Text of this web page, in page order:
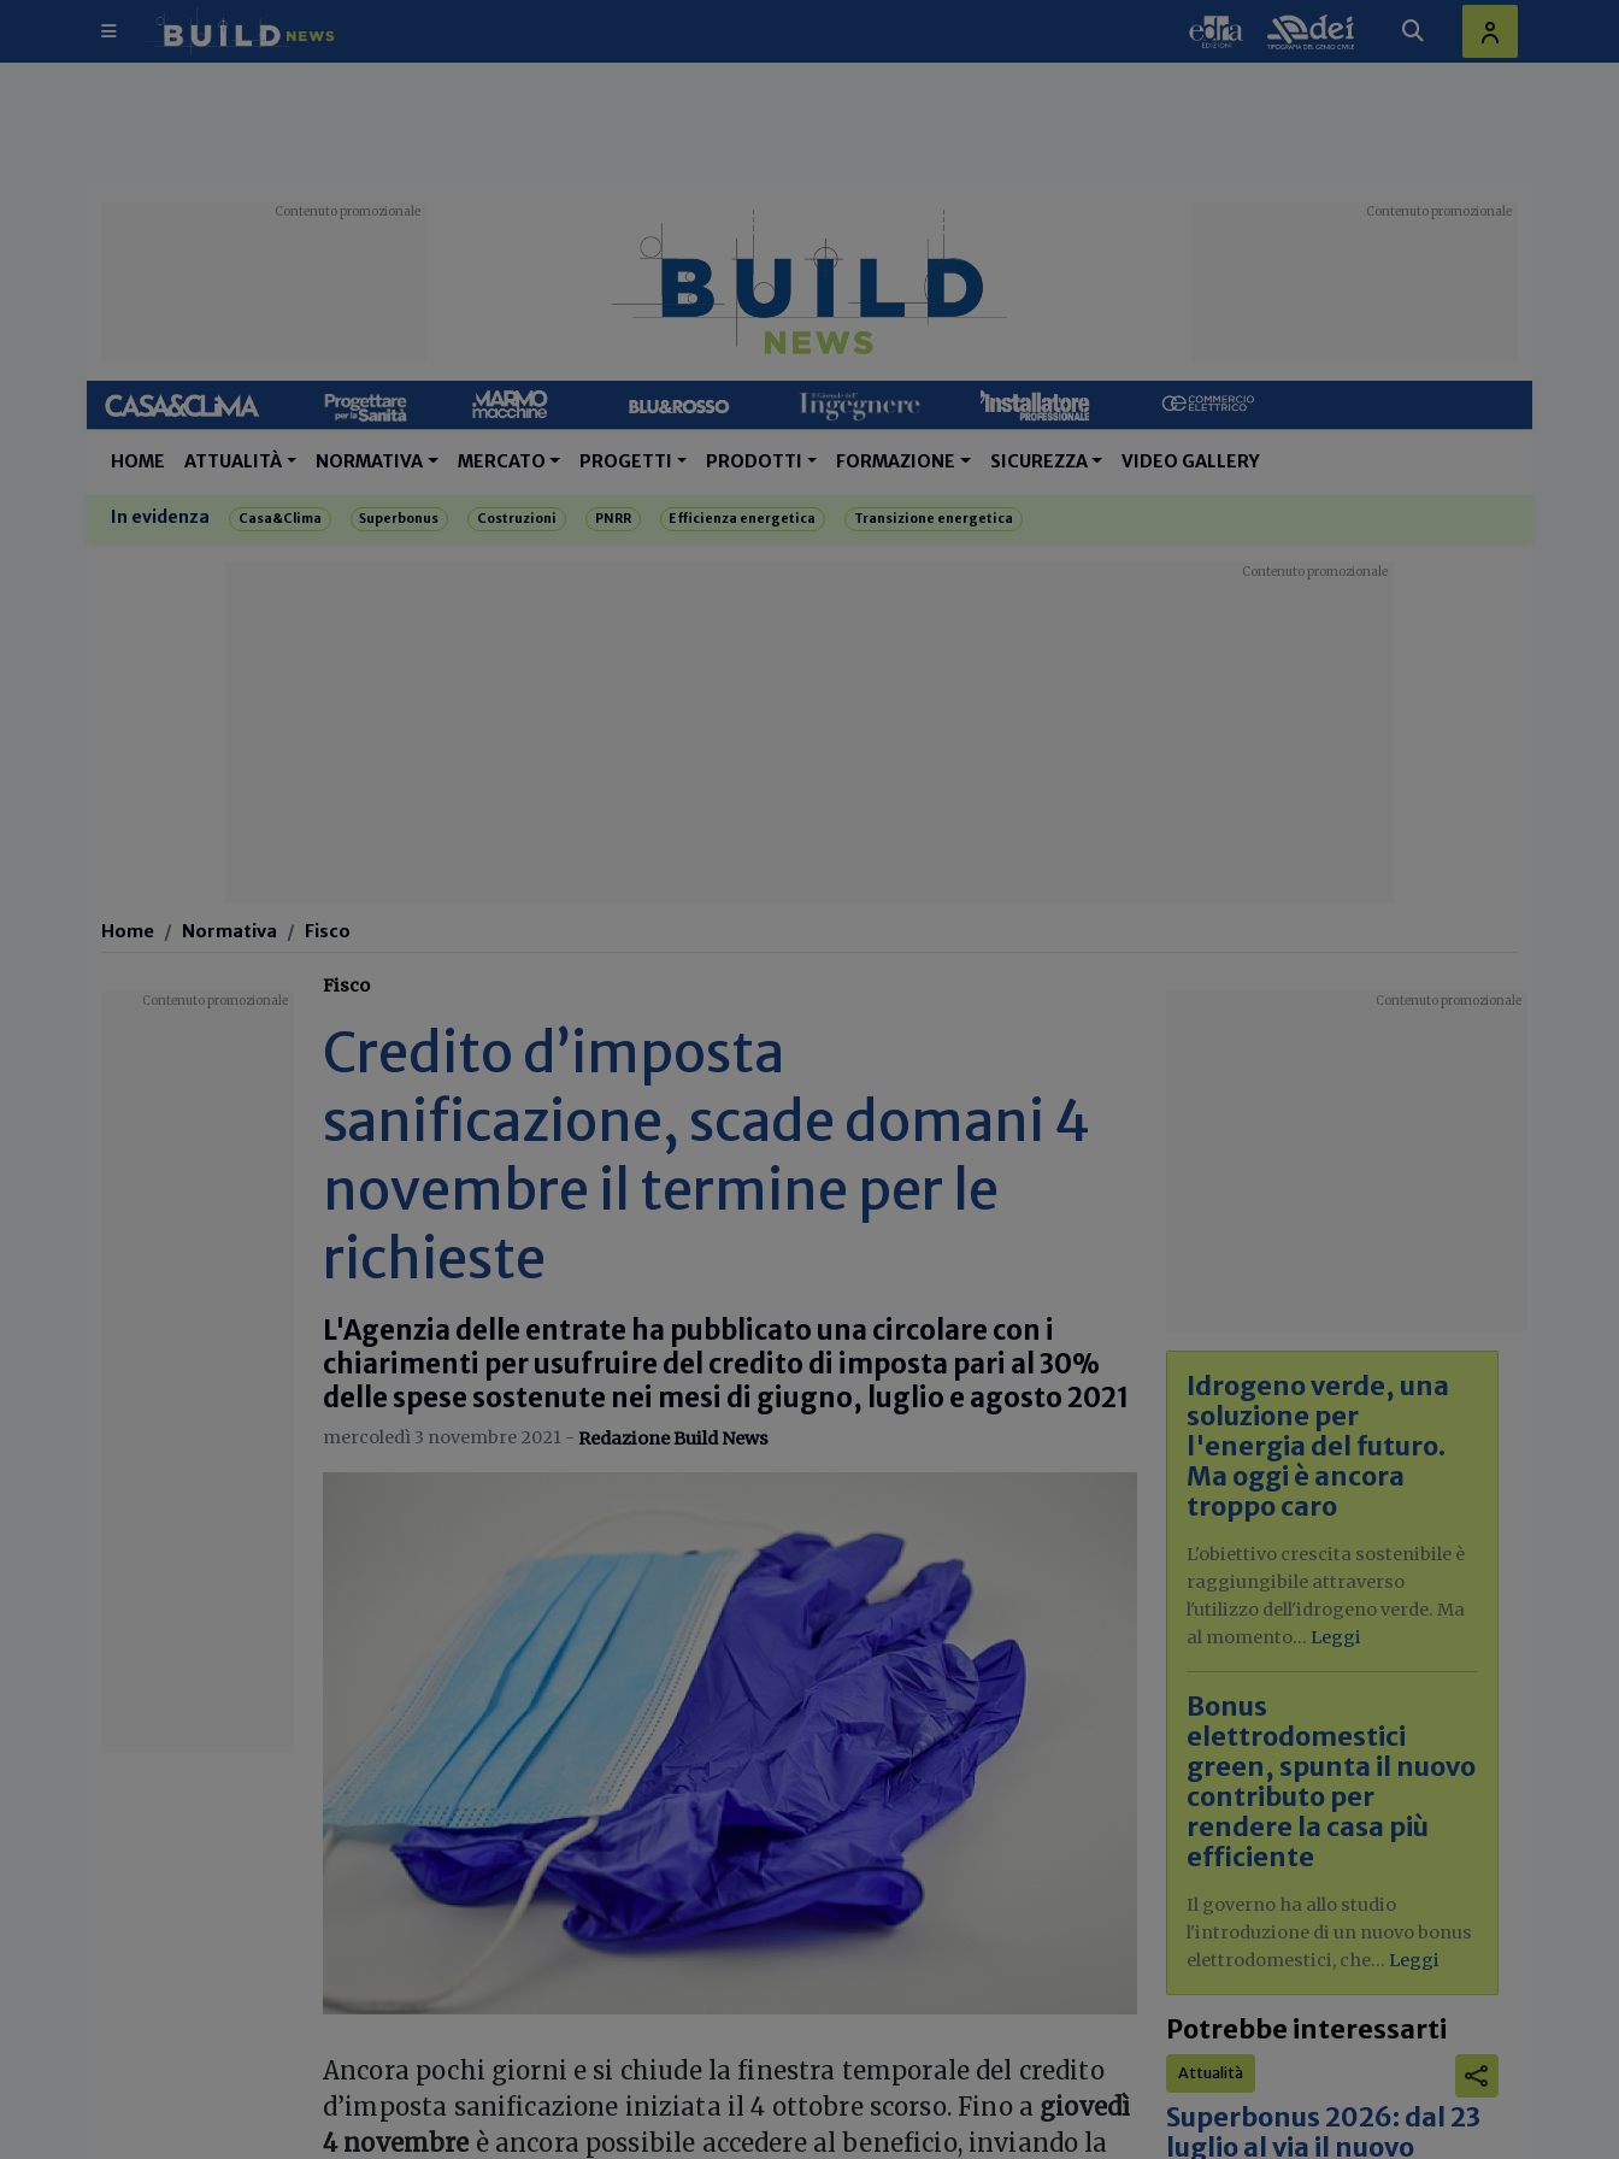
HOME ATTUALITÀ NORMATIVA MERCATO PROGETTI PRODOTTI FORMAZIONE SICUREZZA VIDEO GALLERY
In evidenza Casa&Clima Superbonus Costruzioni PNRR Efficienza energetica Transizione energetica
Home Normativa Fisco
Fisco
Credito d’imposta
sanificazione, scade domani 4
novembre il termine per le
richieste
L'Agenzia delle entrate ha pubblicato una circolare con i
chiarimenti per usufruire del credito di imposta pari al 30%
delle spese sostenute nei mesi di giugno, luglio e agosto 2021
mercoledì 3 novembre 2021 - Redazione Build News
Ancora pochi giorni e si chiude la finestra temporale del credito
d’imposta sanificazione iniziata il 4 ottobre scorso. Fino a giovedì
4 novembre è ancora possibile accedere al beneficio, inviando la
Idrogeno verde, una
soluzione per
l'energia del futuro.
Ma oggi è ancora
troppo caro
L'obiettivo crescita sostenibile è
raggiungibile attraverso
l'utilizzo dell'idrogeno verde. Ma
al momento... Leggi
Bonus
elettrodomestici
green, spunta il nuovo
contributo per
rendere la casa più
efficiente
Il governo ha allo studio
l'introduzione di un nuovo bonus
elettrodomestici, che... Leggi
Potrebbe interessarti
Attualità
Superbonus 2026: dal 23
luglio al via il nuovo